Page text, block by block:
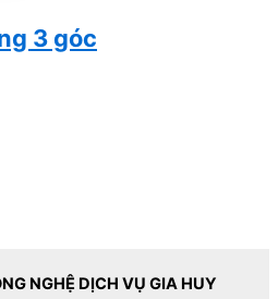
3 góc
NGHỆ DỊCH VỤ GIA HUY